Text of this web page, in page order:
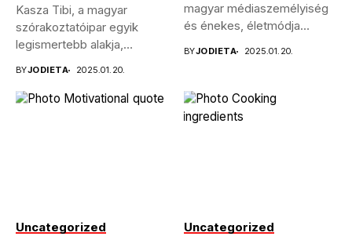
Kasza Tibi, a magyar
szórakoztatóipar egyik
legismertebb alakja,
BYJODIETA 2025.01.20.
magyar médiaszemélyiség
és énekes, életmódja
BYJODIETA 2025.01.20.
Uncategorized Uncategorized